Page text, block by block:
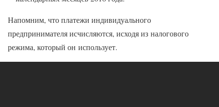
Напомним, что платежи индивидуального
предпринимателя исчисляются, исходя из налогового
режима, который он использует.